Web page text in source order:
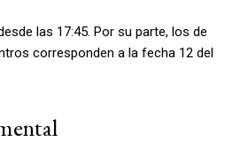
las 17:45. Por su parte, los de
corresponden a la fecha 12 del